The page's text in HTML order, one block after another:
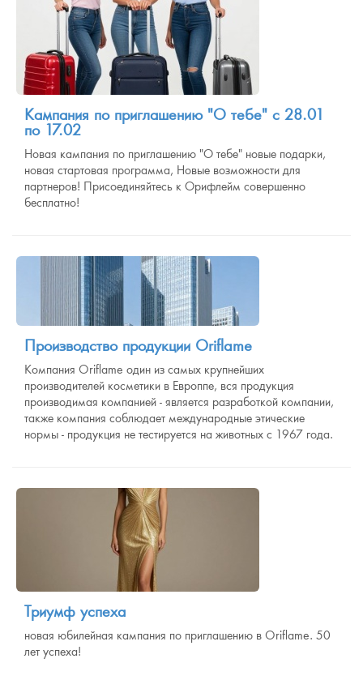
Кампания по приглашению "О тебе" с 28.01
по 17.02
Новая кампания по приглашению "О тебе" новые подарки,
новая стартовая программа, Новые возможности для
партнеров! Присоединяйтесь к Орифлейм совершенно
бесплатно!
Производство продукции Oriflame
Компания Oriflame один из самых крупнейших
производителей косметики в Европпе, вся продукция
производимая компанией - является разработкой компании,
также компания соблюдает международные этические
нормы - продукция не тестируется на животных с 1967 года.
Триумф успеха
новая юбилейная кампания по приглашению в Oriflame. 50
лет успеха!